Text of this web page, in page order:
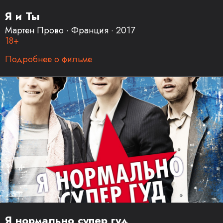
Я и Ты
Мартен Прово · Франция · 2017
18+
Подробнее о фильме